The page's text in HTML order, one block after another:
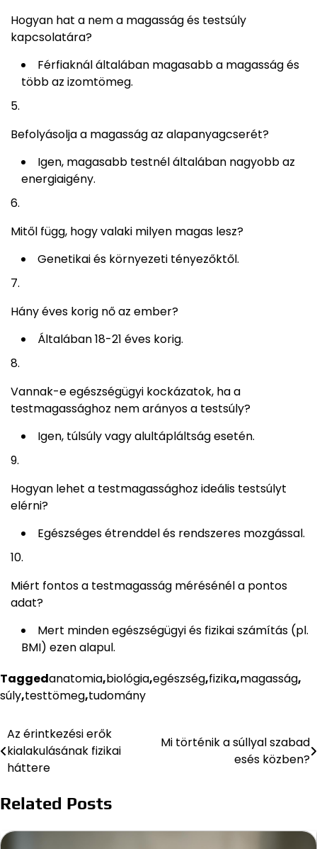
Hogyan hat a nem a magasság és testsúly
kapcsolatára?
Férfiaknál általában magasabb a magasság és
több az izomtömeg.
Befolyásolja a magasság az alapanyagcserét?
Igen, magasabb testnél általában nagyobb az
energiaigény.
Mitől függ, hogy valaki milyen magas lesz?
Genetikai és környezeti tényezőktől.
Hány éves korig nő az ember?
Általában 18-21 éves korig.
Vannak-e egészségügyi kockázatok, ha a
testmagassághoz nem arányos a testsúly?
Igen, túlsúly vagy alultápláltság esetén.
Hogyan lehet a testmagassághoz ideális testsúlyt
elérni?
Egészséges étrenddel és rendszeres mozgással.
Miért fontos a testmagasság mérésénél a pontos
adat?
Mert minden egészségügyi és fizikai számítás (pl.
BMI) ezen alapul.
Taggedanatomia,biológia,egészség,fizika,magasság,
súly,testtömeg,tudomány
Bejegyzés
navigáció
Az érintkezési erők
kialakulásának fizikai
háttere
Mi történik a súllyal szabad
esés közben?
Related Posts